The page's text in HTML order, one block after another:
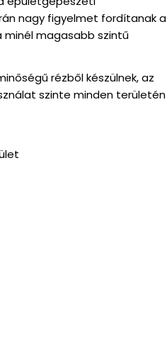
nagy figyelmet fordítanak a
minél magasabb szintű
rézből készülnek, az
szinte minden területén